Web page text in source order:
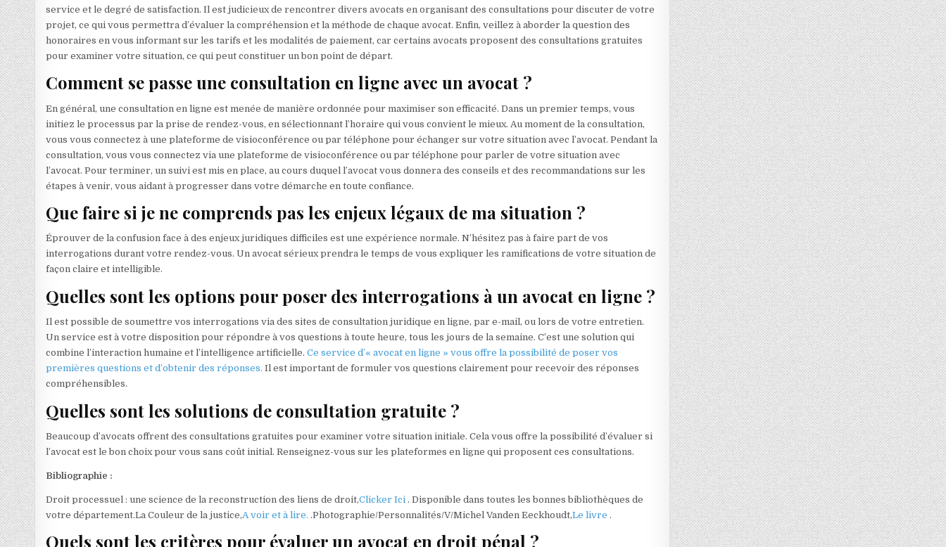
service et le degré de satisfaction. Il est judicieux de rencontrer divers avocats en organisant des consultations pour discuter de votre
projet, ce qui vous permettra d’évaluer la compréhension et la méthode de chaque avocat. Enfin, veillez à aborder la question des
honoraires en vous informant sur les tarifs et les modalités de paiement, car certains avocats proposent des consultations gratuites
pour examiner votre situation, ce qui peut constituer un bon point de départ.
Comment se passe une consultation en ligne avec un avocat ?
En général, une consultation en ligne est menée de manière ordonnée pour maximiser son efficacité. Dans un premier temps, vous
initiez le processus par la prise de rendez-vous, en sélectionnant l’horaire qui vous convient le mieux. Au moment de la consultation,
vous vous connectez à une plateforme de visioconférence ou par téléphone pour échanger sur votre situation avec l’avocat. Pendant la
consultation, vous vous connectez via une plateforme de visioconférence ou par téléphone pour parler de votre situation avec
l’avocat. Pour terminer, un suivi est mis en place, au cours duquel l’avocat vous donnera des conseils et des recommandations sur les
étapes à venir, vous aidant à progresser dans votre démarche en toute confiance.
Que faire si je ne comprends pas les enjeux légaux de ma situation ?
Éprouver de la confusion face à des enjeux juridiques difficiles est une expérience normale. N’hésitez pas à faire part de vos
interrogations durant votre rendez-vous. Un avocat sérieux prendra le temps de vous expliquer les ramifications de votre situation de
façon claire et intelligible.
Quelles sont les options pour poser des interrogations à un avocat en ligne ?
Il est possible de soumettre vos interrogations via des sites de consultation juridique en ligne, par e-mail, ou lors de votre entretien.
Un service est à votre disposition pour répondre à vos questions à toute heure, tous les jours de la semaine. C’est une solution qui
combine l’interaction humaine et l’intelligence artificielle.Ce service d’« avocat en ligne » vous offre la possibilité de poser vos
premières questions et d’obtenir des réponses.Il est important de formuler vos questions clairement pour recevoir des réponses
compréhensibles.
Quelles sont les solutions de consultation gratuite ?
Beaucoup d’avocats offrent des consultations gratuites pour examiner votre situation initiale. Cela vous offre la possibilité d’évaluer si
l’avocat est le bon choix pour vous sans coût initial. Renseignez-vous sur les plateformes en ligne qui proposent ces consultations.
Bibliographie :
Droit processuel : une science de la reconstruction des liens de droit,Clicker Ici. Disponible dans toutes les bonnes bibliothèques de
votre département.La Couleur de la justice,A voir et à lire..Photographie/Personnalités/V/Michel Vanden Eeckhoudt,Le livre.
Quels sont les critères pour évaluer un avocat en droit pénal ?